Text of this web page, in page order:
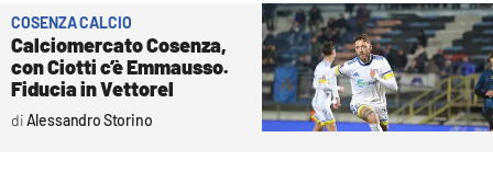
COSENZA CALCIO
Calciomercato Cosenza,
con Ciotti c’è Emmausso.
Fiducia in Vettorel
Alessandro Storino